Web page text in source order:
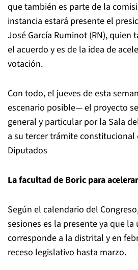
que también es parte de la
instancia estará presente el
José García Ruminot (RN), quien
el acuerdo y es de la idea de
votación.
Con todo, el jueves de esta
escenario posible— el proyecto
general y particular por la Sala
a su tercer trámite constitucional
Diputados
La facultad de Boric para
Según el calendario del
sesiones es la presente ya que
corresponde a la distrital y en
receso legislativo hasta marzo.